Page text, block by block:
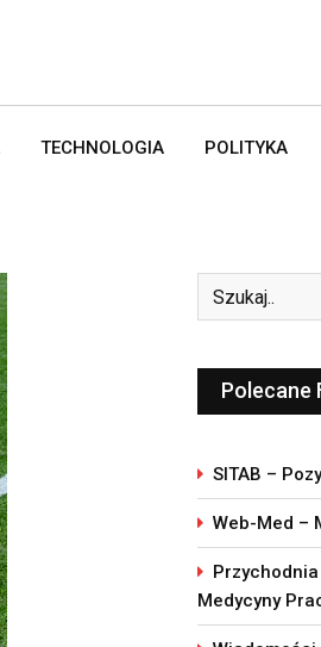
TECHNOLOGIA POLITYKA
Polecane
SITAB –
Web-Med –
Medycyny